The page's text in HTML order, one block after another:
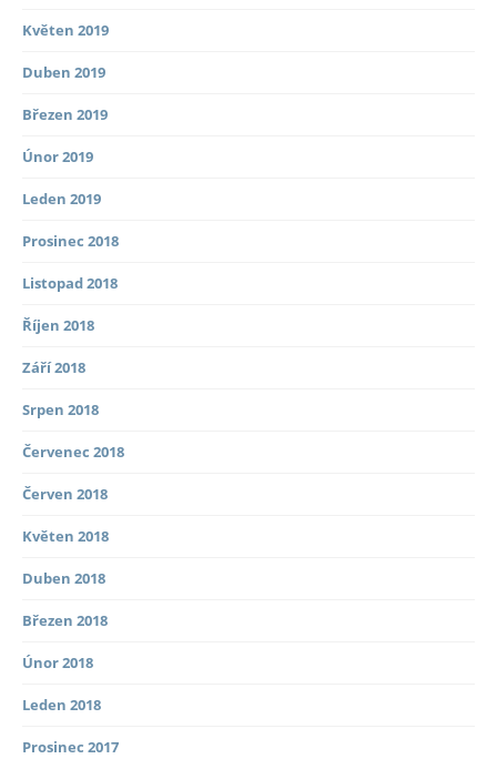
Květen 2019
Duben 2019
Březen 2019
Únor 2019
Leden 2019
Prosinec 2018
Listopad 2018
Říjen 2018
Září 2018
Srpen 2018
Červenec 2018
Červen 2018
Květen 2018
Duben 2018
Březen 2018
Únor 2018
Leden 2018
Prosinec 2017